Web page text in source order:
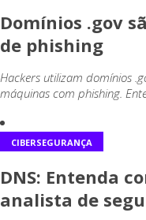
Domínios .gov
de phishing
Hackers utilizam domínios
máquinas com phishing.
CIBERSEGURANÇA
DNS: Entenda
analista de